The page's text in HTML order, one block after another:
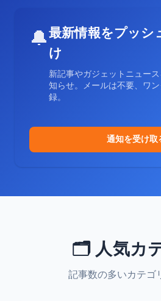
🔔最新情報をプッシ
け
新記事やガジェットニュー
知らせ。メールは不要、ワ
録。
通知を受け取
🗂️ 人気カ
記事数の多いカテゴ